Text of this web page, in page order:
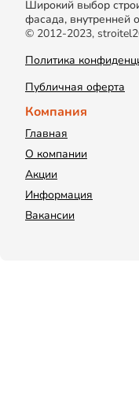
Широкий выбор
фасада, внутренней
© 2012-2023,
Политика
Публичная оферта
Компания
Главная
О компании
Акции
Информация
Вакансии